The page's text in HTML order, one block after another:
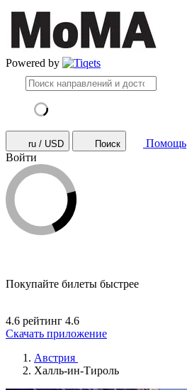
Powered by
ru / USD Поиск
Помощь
Войти
Покупайте билеты быстрее
4.6 рейтинг 4.6
Скачать приложение
Австрия
Халль-ин-Тироль